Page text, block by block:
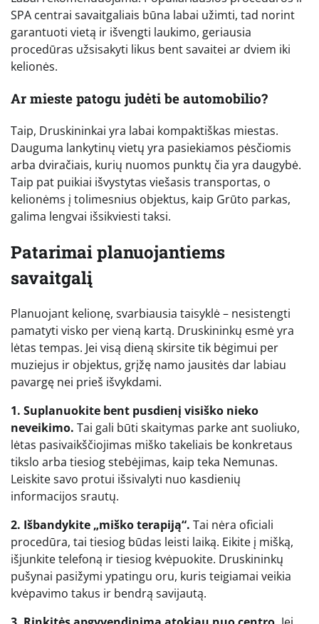
SPA centrai savaitgaliais būna labai užimti, tad norint
garantuoti vietą ir išvengti laukimo, geriausia
procedūras užsisakyti likus bent savaitei ar dviem iki
kelionės.
Ar mieste patogu judėti be automobilio?
Taip, Druskininkai yra labai kompaktiškas miestas.
Dauguma lankytinų vietų yra pasiekiamos pėsčiomis
arba dviračiais, kurių nuomos punktų čia yra daugybė.
Taip pat puikiai išvystytas viešasis transportas, o
kelionėms į tolimesnius objektus, kaip Grūto parkas,
galima lengvai išsikviesti taksi.
Patarimai planuojantiems
savaitgalį
Planuojant kelionę, svarbiausia taisyklė – nesistengti
pamatyti visko per vieną kartą. Druskininkų esmė yra
lėtas tempas. Jei visą dieną skirsite tik bėgimui per
muziejus ir objektus, grįžę namo jausitės dar labiau
pavargę nei prieš išvykdami.
1. Suplanuokite bent pusdienį visiško nieko
neveikimo. Tai gali būti skaitymas parke ant suoliuko,
lėtas pasivaikščiojimas miško takeliais be konkretaus
tikslo arba tiesiog stebėjimas, kaip teka Nemunas.
Leiskite savo protui išsivalyti nuo kasdienių
informacijos srautų.
2. Išbandykite „miško terapiją“. Tai nėra oficiali
procedūra, tai tiesiog būdas leisti laiką. Eikite į mišką,
išjunkite telefoną ir tiesiog kvėpuokite. Druskininkų
pušynai pasižymi ypatingu oru, kuris teigiamai veikia
kvėpavimo takus ir bendrą savijautą.